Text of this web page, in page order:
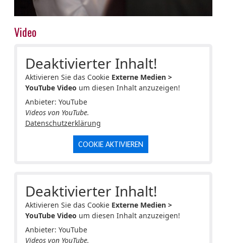
Video
Deaktivierter Inhalt!
Aktivieren Sie das Cookie Externe Medien >
YouTube Video um diesen Inhalt anzuzeigen!
Anbieter: YouTube
Videos von YouTube.
Datenschutzerklärung
COOKIE AKTIVIEREN
Deaktivierter Inhalt!
Aktivieren Sie das Cookie Externe Medien >
YouTube Video um diesen Inhalt anzuzeigen!
Anbieter: YouTube
Videos von YouTube.